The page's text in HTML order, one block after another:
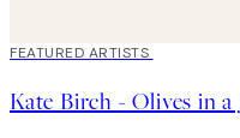
40%*
FEATURED ARTISTS
Kate Birch - Olives in a